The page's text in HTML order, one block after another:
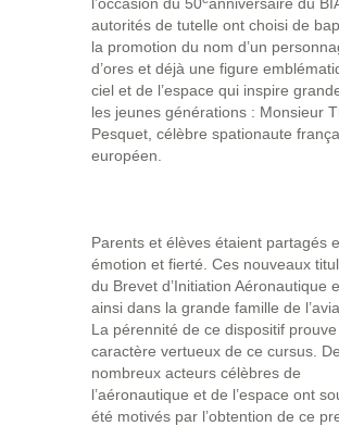
autorités de tutelle ont choisi de
la promotion du nom d’un
d’ores et déjà une figure
ciel et de l’espace qui inspire
les jeunes générations : Monsieur
Pesquet, célèbre spationaute
européen.
Parents et élèves étaient partagés
émotion et fierté. Ces nouveaux
du Brevet d’Initiation Aéronautique
ainsi dans la grande famille de
La pérennité de ce dispositif prouve
caractère vertueux de ce cursus. De
nombreux acteurs célèbres de
l’aéronautique et de l’espace ont
été motivés par l’obtention de ce